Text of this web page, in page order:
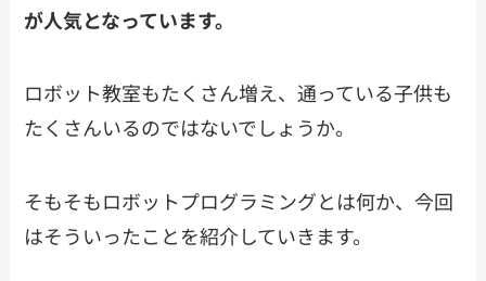
が人気となっています。
ロボット教室もたくさん増え、通っている子供も
たくさんいるのではないでしょうか。
そもそもロボットプログラミングとは何か、今回
はそういったことを紹介していきます。